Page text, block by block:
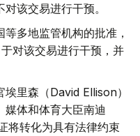
该交易进行干预。
多地监管机构的批准，
对该交易进行干预，并
里森（David Ellison）
媒体和体育大臣南迪
将转化为具有法律约束